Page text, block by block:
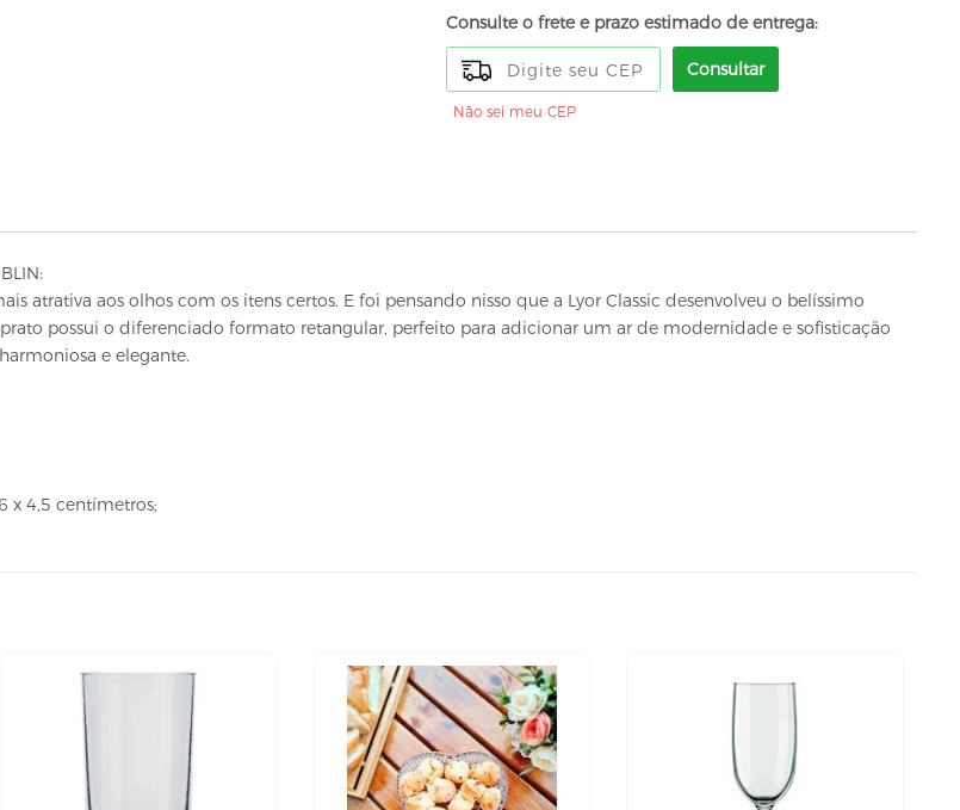
Consulte o frete e prazo estimado de entrega:
Consultar
Não sei meu CEP
atrativa aos olhos com os itens certos. E foi pensando nisso que a Lyor Classic desenvolveu o belíssimo
possui o diferenciado formato retangular, perfeito para adicionar um ar de modernidade e sofisticação
e elegante.
x 4,5 centímetros;